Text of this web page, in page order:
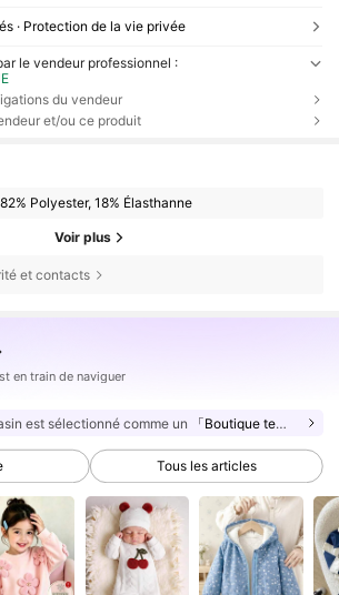
· Protection de la vie privée
le vendeur professionnel :
du vendeur
et/ou ce produit
82% Polyester, 18% Élasthanne
Voir plus
et contacts
Suiveurs
en train de naviguer
Suiveurs
Suiveurs
Suiveurs
Suiveurs
Suiveurs
est sélectionné comme un 「Boutique tendance」
Tous les articles